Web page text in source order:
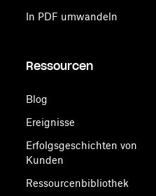
In PDF umwandeln
Ressourcen
Blog
Ereignisse
Erfolgsgeschichten von
Kunden
Ressourcenbibliothek